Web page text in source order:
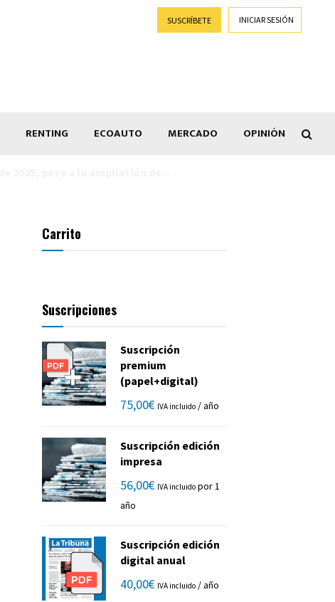
SUSCRÍBETE INICIAR SESIÓN
RENTING ECOAUTO MERCADO OPINIÓN
Carrito
Suscripciones
Suscripción
premium
(papel+digital)
75,00€ IVA incluido / año
Suscripción edición
impresa
56,00€ IVA incluido por 1
año
Suscripción edición
digital anual
40,00€ IVA incluido / año